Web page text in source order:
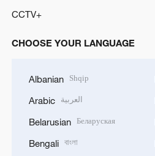
CCTV+
CHOOSE YOUR LANGUAGE
Albanian Shqip
Arabic العربية
Belarusian Беларуская
Bengali বাংলা